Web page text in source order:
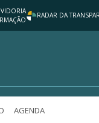
RADAR DA
AGENDA